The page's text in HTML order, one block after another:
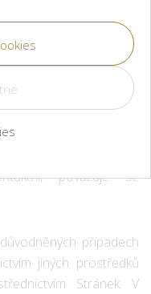
formuláře a
zejména při
objednávky, je
o autorizaci
považuje se
případech
jiných prostředků
Stránek. V